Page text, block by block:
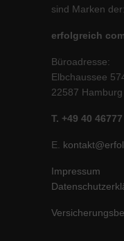
sind Marken der:
erfolgreich
Büroadresse:
Elbchaussee
22587 Hamburg
T. +49 40
E.
Impressum